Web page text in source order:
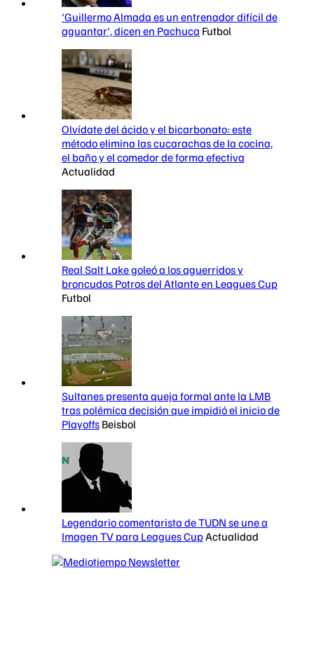
'Guillermo Almada es un entrenador difícil de
aguantar', dicen en Pachuca Futbol
Olvídate del ácido y el bicarbonato: este
método elimina las cucarachas de la cocina,
el baño y el comedor de forma efectiva
Actualidad
Real Salt Lake goleó a los aguerridos y
broncudos Potros del Atlante en Leagues Cup
Futbol
Sultanes presenta queja formal ante la LMB
tras polémica decisión que impidió el inicio de
Playoffs Beisbol
Legendario comentarista de TUDN se une a
Imagen TV para Leagues CupActualidad